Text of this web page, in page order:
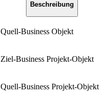
Beschreibung
Quell-Business Objekt
Ziel-Business Projekt-Objekt
Quell-Business Projekt-Objekt